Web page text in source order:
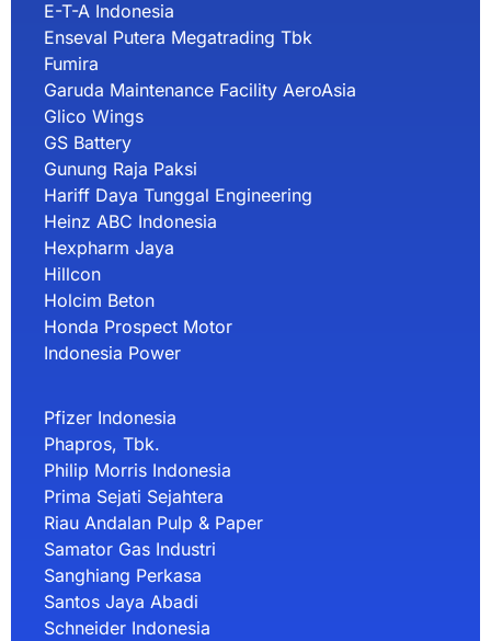
E-T-A Indonesia
Enseval Putera Megatrading Tbk
Fumira
Garuda Maintenance Facility AeroAsia
Glico Wings
GS Battery
Gunung Raja Paksi
Hariff Daya Tunggal Engineering
Heinz ABC Indonesia
Hexpharm Jaya
Hillcon
Holcim Beton
Honda Prospect Motor
Indonesia Power
Pfizer Indonesia
Phapros, Tbk.
Philip Morris Indonesia
Prima Sejati Sejahtera
Riau Andalan Pulp & Paper
Samator Gas Industri
Sanghiang Perkasa
Santos Jaya Abadi
Schneider Indonesia